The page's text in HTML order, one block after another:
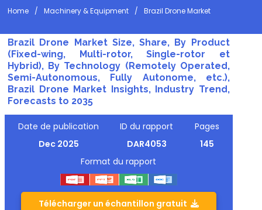
Home Machinery & Equipment Brazil Drone Market
Brazil Drone Market Size, Share, By Product
(Fixed-wing, Multi-rotor, Single-rotor et
Hybrid), By Technology (Remotely Operated,
Semi-Autonomous, Fully Autonome, etc.),
Brazil Drone Market Insights, Industry Trend,
Forecasts to 2035
Date de publication
Dec 2025
ID du rapport
DAR4053
Pages
145
Format du rapport
Télécharger un échantillon gratuit